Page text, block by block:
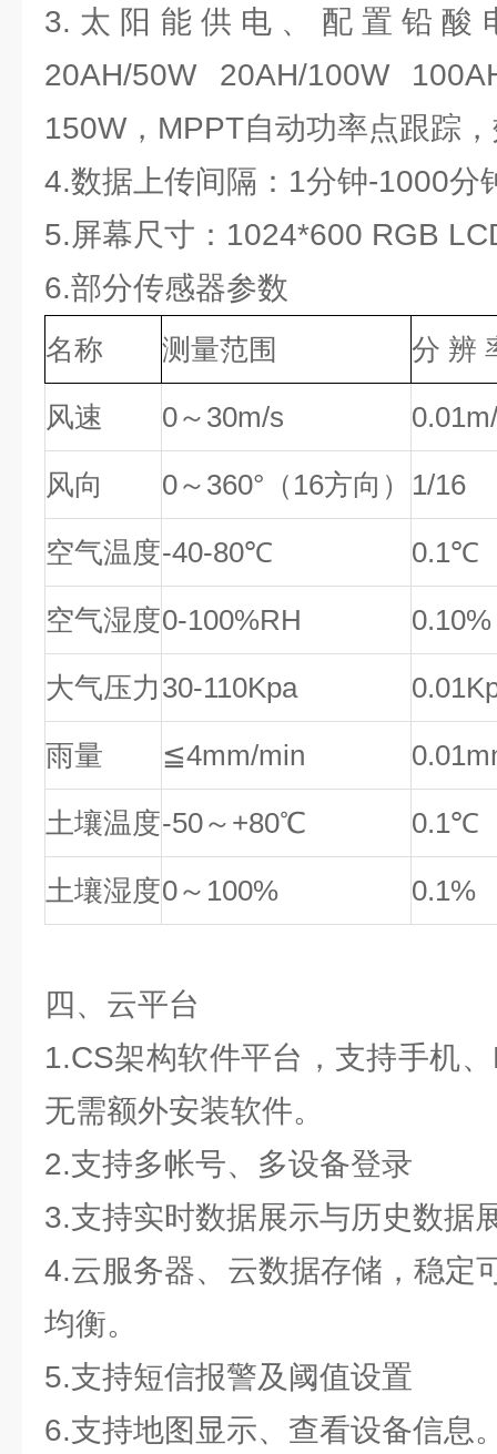
3.太阳能供电、配置铅酸
20AH/50W 20AH/100W
150W，MPPT自动功率点跟踪
4.数据上传间隔：1分钟-1000分
5.屏幕尺寸：1024*600 RGB
6.部分传感器参数
名称 测量范围 分 辨
风速 0～30m/s
风向 0～360°（16方向） 1/16
空气温度-40-80℃ 0.1℃
空气湿度0-100%RH 0.10%
大气压力 30-110Kpa
雨量 ≦4mm/min
土壤温度-50～+80℃ 0.1℃
土壤湿度0～100% 0.1%
四、云平台
1.CS架构软件平台，支持手机
无需额外安装软件。
2.支持多帐号、多设备登录
3.支持实时数据展示与历史数据
4.云服务器、云数据存储，稳定
均衡。
5.支持短信报警及阈值设置
6.支持地图显示、查看设备信息